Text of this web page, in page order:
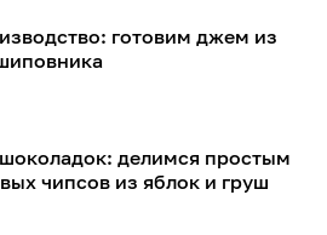
готовим джем из
делимся простым
чипсов из яблок и груш